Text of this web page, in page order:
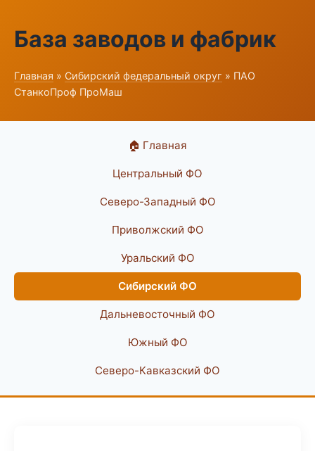
База заводов и фабрик
Главная » Сибирский федеральный округ » ПАО
СтанкоПроф ПроМаш
🏠 Главная
Центральный ФО
Северо-Западный ФО
Приволжский ФО
Уральский ФО
Сибирский ФО
Дальневосточный ФО
Южный ФО
Северо-Кавказский ФО